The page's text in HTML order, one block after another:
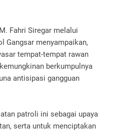
Fahri Siregar melalui
Gangsar menyampaikan,
tempat-tempat rawan
berkumpulnya
antisipasi gangguan
patroli ini sebagai upaya
serta untuk menciptakan